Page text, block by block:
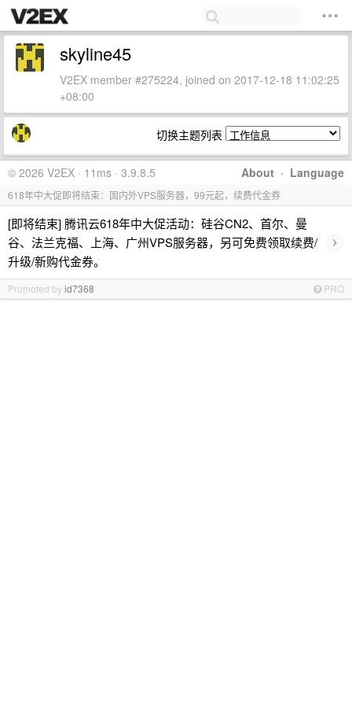
skyline45
V2EX member #275224, joined on 2017-12-18 11:02:25
+08:00
切换主题列表
About · Language
© 2026 V2EX · 11ms · 3.9.8.5
618年中大促即将结束：国内外VPS服务器，99元起，续费代金券
[即将结束] 腾讯云618年中大促活动：硅谷CN2、首尔、曼
谷、法兰克福、上海、广州VPS服务器，另可免费领取续费/
升级/新购代金券。
›
Promoted byid7368 PRO